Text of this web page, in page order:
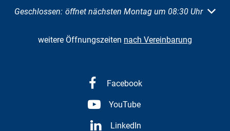
Klicken, um weitere Öffnungs- oder Schließzeiten
Geschlossen: öffnet nächsten Montag um 08:30 Uhr
weitere Öffnungszeiten nach Vereinbarung
Facebook
YouTube
LinkedIn